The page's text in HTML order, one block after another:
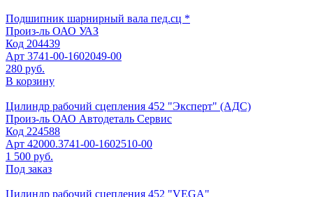
Подшипник шарнирный вала пед.сц *
Произ-ль ОАО УАЗ
Код 204439
Арт 3741-00-1602049-00
280 руб.
В корзину
Цилиндр рабочий сцепления 452 "Эксперт" (АДС)
Произ-ль ОАО Автодеталь Сервис
Код 224588
Арт 42000.3741-00-1602510-00
1 500 руб.
Под заказ
Цилиндр рабочий сцепления 452 "VEGA"